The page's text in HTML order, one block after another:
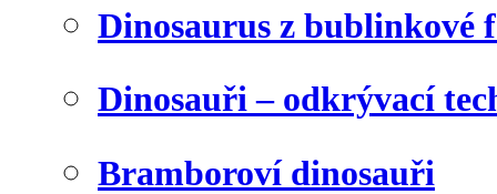
Dinosaurus z bublinkové
Dinosauři – odkrývací
Bramboroví dinosauři